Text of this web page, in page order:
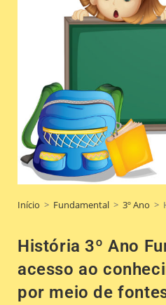
Início > Fundamental > 3º Ano >
História 3º Ano
acesso ao
por meio de